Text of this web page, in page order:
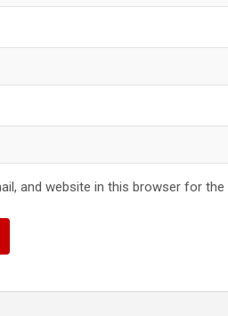
and website in this browser for